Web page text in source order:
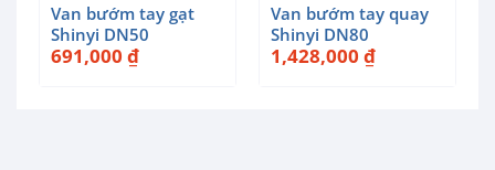
Van bướm tay gạt
Shinyi DN50
691,000 ₫
Van bướm tay quay
Shinyi DN80
1,428,000 ₫